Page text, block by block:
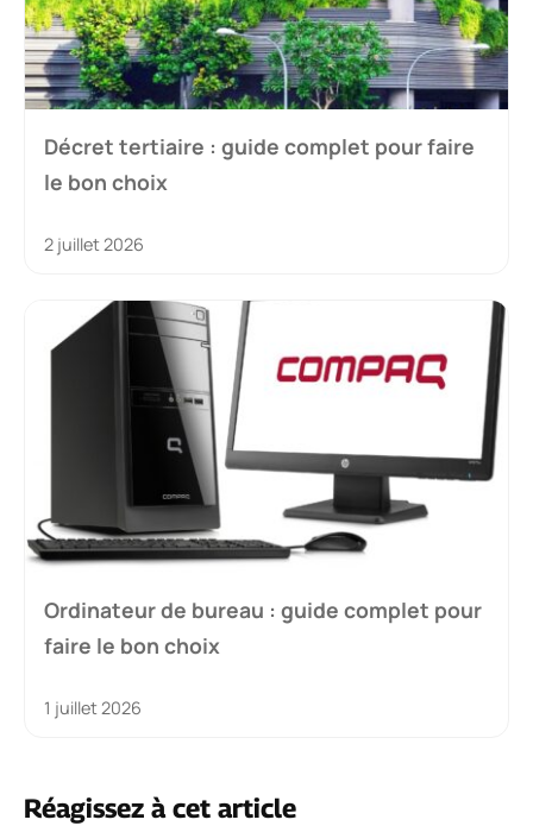
Décret tertiaire : guide complet pour faire
le bon choix
2 juillet 2026
Ordinateur de bureau : guide complet pour
faire le bon choix
1 juillet 2026
Réagissez à cet article